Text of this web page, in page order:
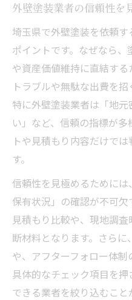
外壁塗装業者の信頼性を
埼玉県で外壁塗装を依頼
ポイントです。なぜなら
や資産価値維持に直結す
トラブルや無駄な出費を招
特に外壁塗装業者は「地
い」など、信頼の指標が
トや見積もり内容だけで
す。
信頼性を見極めるために
保有状況」の確認が不可
見積もり比較や、現地調
断材料となります。さら
や、アフターフォロー体
具体的なチェック項目を
できる業者を絞り込むこと